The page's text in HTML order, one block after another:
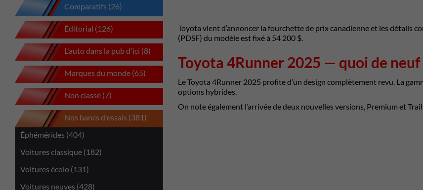
Comparatifs (26)
Éditorial (126)
L'auto dans la pub d'ici (8)
Marques du monde (65)
Non classé (7)
Nos bancs d'essais (381)
Éphémérides (404)
Voitures classique (182)
Voitures écolo (131)
Voitures neuves (428)
Toyota vient d’annoncer la fourchette de prix canadienne et les détails
(PDSF) du modèle est fixé à 54 200 $.
Toyota 4Runner 2025 — quoi de neuf
Le Toyota 4Runner 2025 profite d’un design complètement revu. La
options hybrides.
On note également l’arrivée de deux nouvelles versions, Premium et